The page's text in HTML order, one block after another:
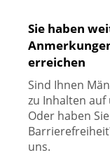
Sie haben
erreichen
Sind Ihnen
zu Inhalten auf
Oder haben
uns.